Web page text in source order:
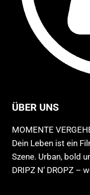
ÜBER UNS
MOMENTE
Dein Leben ist ein
Szene. Urban, bold
DRIPZ N‘ DROPZ –